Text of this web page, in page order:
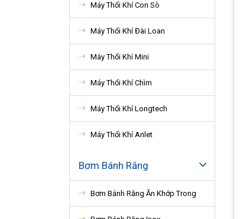
Máy Thổi Khí Con Sò
Máy Thổi Khí Đài Loan
Máy Thổi Khí Mini
Máy Thổi Khí Chìm
Máy Thổi Khí Longtech
Máy Thổi Khí Anlet
Bơm Bánh Răng
Bơm Bánh Răng Ăn Khớp Trong